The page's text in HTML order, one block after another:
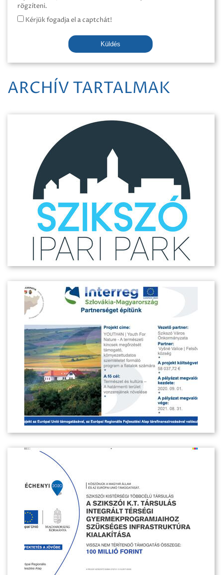
rögzíteni.
Kérjük fogadja el a captchát!
Küldés
ARCHÍV TARTALMAK